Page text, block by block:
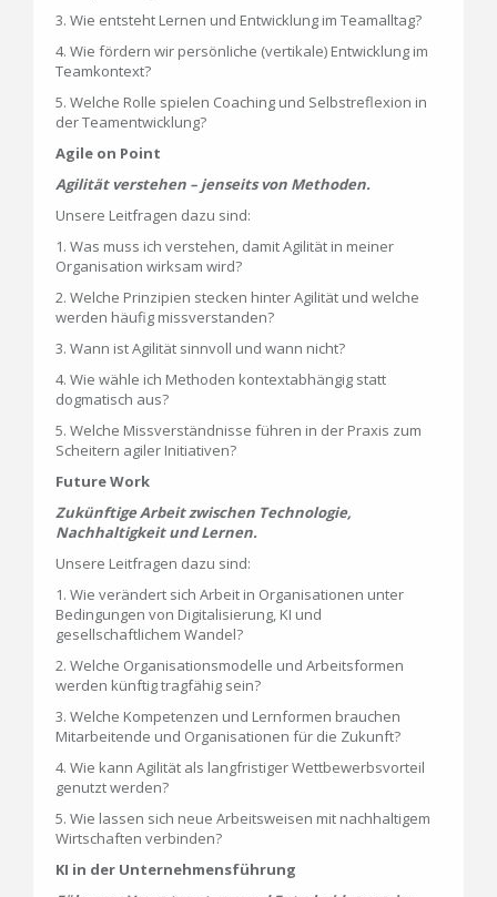
3. Wie entsteht Lernen und Entwicklung im Teamalltag?
4. Wie fördern wir persönliche (vertikale) Entwicklung im
Teamkontext?
5. Welche Rolle spielen Coaching und Selbstreflexion in
der Teamentwicklung?
Agile on Point
Agilität verstehen – jenseits von Methoden.
Unsere Leitfragen dazu sind:
1. Was muss ich verstehen, damit Agilität in meiner
Organisation wirksam wird?
2. Welche Prinzipien stecken hinter Agilität und welche
werden häufig missverstanden?
3. Wann ist Agilität sinnvoll und wann nicht?
4. Wie wähle ich Methoden kontextabhängig statt
dogmatisch aus?
5. Welche Missverständnisse führen in der Praxis zum
Scheitern agiler Initiativen?
Future Work
Zukünftige Arbeit zwischen Technologie,
Nachhaltigkeit und Lernen.
Unsere Leitfragen dazu sind:
1. Wie verändert sich Arbeit in Organisationen unter
Bedingungen von Digitalisierung, KI und
gesellschaftlichem Wandel?
2. Welche Organisationsmodelle und Arbeitsformen
werden künftig tragfähig sein?
3. Welche Kompetenzen und Lernformen brauchen
Mitarbeitende und Organisationen für die Zukunft?
4. Wie kann Agilität als langfristiger Wettbewerbsvorteil
genutzt werden?
5. Wie lassen sich neue Arbeitsweisen mit nachhaltigem
Wirtschaften verbinden?
KI in der Unternehmensführung